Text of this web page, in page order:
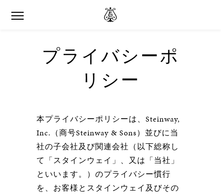
プライバシーポ
リシー
本プライバシーポリシーは、Steinway,
Inc.（商号Steinway & Sons）並びに当
社の子会社及び関連会社（以下総称し
て「スタインウェイ」、又は「当社」
といいます。）のプライバシー慣行
を、お客様とスタインウェイ及びその